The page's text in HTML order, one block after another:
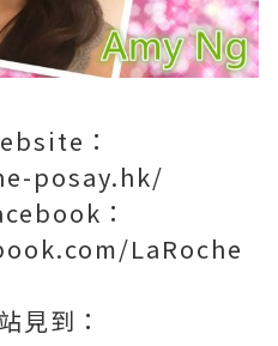
：
posay.hk/
：
LaRoche
見到：